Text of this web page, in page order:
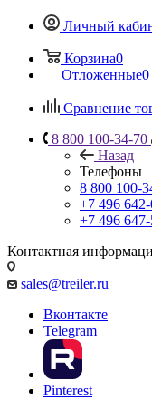
Личный
Корзина0
Отложенные0
Сравнение
8 800 100-34-70
Назад
Телефоны
8 800 100-
+7 496
+7 496
Контактная
sales@treiler.ru
Вконтакте
Telegram
Pinterest